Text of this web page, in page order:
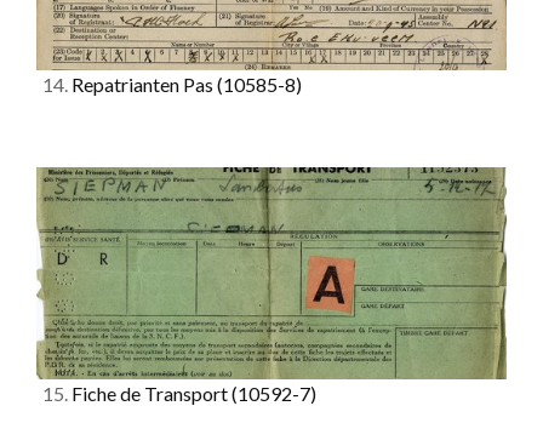
14. Repatrianten Pas (10585-8)
15. Fiche de Transport(10592-7)